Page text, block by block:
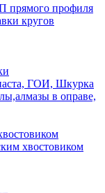
прямого профиля
кругов
ГОИ, Шкурка
в оправе,
хвостовиком